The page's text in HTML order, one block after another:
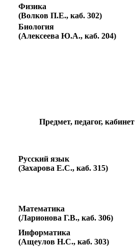
Физика
(Волков П.Е., каб. 302)
Биология
(Алексеева Ю.А., каб. 204)
Предмет, педагог, кабинет
Русский язык
(Захарова Е.С., каб. 315)
Математика
(Ларионова Г.В., каб. 306)
Информатика
(Ащеулов Н.С., каб. 303)